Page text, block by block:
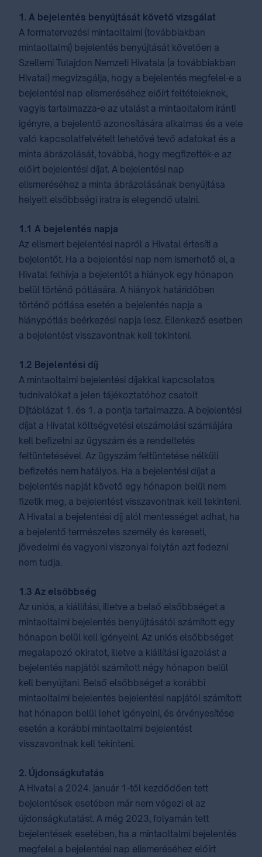
1. A bejelentés benyújtását követő vizsgálat
A formatervezési mintaoltalmi (továbbiakban
mintaoltalmi) bejelentés benyújtását követően a
Szellemi Tulajdon Nemzeti Hivatala (a továbbiakban
Hivatal) megvizsgálja, hogy a bejelentés megfelel-e a
bejelentési nap elismeréséhez előírt feltételeknek,
vagyis tartalmazza-e az utalást a mintaoltalom iránti
igényre, a bejelentő azonosítására alkalmas és a vele
való kapcsolatfelvételt lehetővé tevő adatokat és a
minta ábrázolását, továbbá, hogy megfizették-e az
előírt bejelentési díjat. A bejelentési nap
elismeréséhez a minta ábrázolásának benyújtása
helyett elsőbbségi iratra is elegendő utalni.
1.1 A bejelentés napja
Az elismert bejelentési napról a Hivatal értesíti a
bejelentőt. Ha a bejelentési nap nem ismerhető el, a
Hivatal felhívja a bejelentőt a hiányok egy hónapon
belül történő pótlására. A hiányok határidőben
történő pótlása esetén a bejelentés napja a
hiánypótlás beérkezési napja lesz. Ellenkező esetben
a bejelentést visszavontnak kell tekinteni.
1.2 Bejelentési díj
A mintaoltalmi bejelentési díjakkal kapcsolatos
tudnivalókat a jelen tájékoztatóhoz csatolt
⁣Díjtáblázat 1. és 1. a pontja⁣ tartalmazza. A bejelentési
díjat a Hivatal költségvetési elszámolási számlájára
kell befizetni az ügyszám és a rendeltetés
feltüntetésével. Az ügyszám feltüntetése nélküli
befizetés nem hatályos. Ha a bejelentési díjat a
bejelentés napját követő egy hónapon belül nem
fizetik meg, a bejelentést visszavontnak kell tekinteni.
A Hivatal a bejelentési díj alól mentességet adhat, ha
a bejelentő természetes személy és kereseti,
jövedelmi és vagyoni viszonyai folytán azt fedezni
nem tudja.
1.3 Az elsőbbség
Az uniós, a kiállítási, illetve a belső elsőbbséget a
mintaoltalmi bejelentés benyújtásától számított egy
hónapon belül kell igényelni. Az uniós elsőbbséget
megalapozó okiratot, illetve a kiállítási igazolást a
bejelentés napjától számított négy hónapon belül
kell benyújtani. Belső elsőbbséget a korábbi
mintaoltalmi bejelentés bejelentési napjától számított
hat hónapon belül lehet igényelni, és érvényesítése
esetén a korábbi mintaoltalmi bejelentést
visszavontnak kell tekinteni.
2. Újdonságkutatás
A Hivatal a 2024. január 1-től kezdődően tett
bejelentések esetében már nem végezi el az
újdonságkutatást. A még 2023, folyamán tett
bejelentések esetében, ha a mintaoltalmi bejelentés
megfelel a bejelentési nap elismeréséhez előírt